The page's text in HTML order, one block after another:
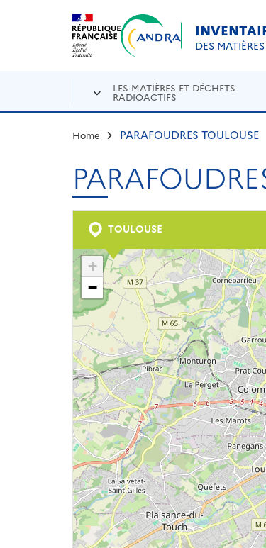
Aller au contenu principal
DES
LES MATIÈRES ET DÉCHETS
RADIOACTIFS
Home PARAFOUDRES TOULOUSE
TOULOUSE
+
−